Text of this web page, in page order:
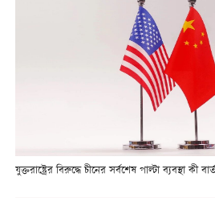
যুক্তরাষ্ট্রের বিরুদ্ধে চীনের সর্বশেষ পাল্টা ব্যবস্থা কী